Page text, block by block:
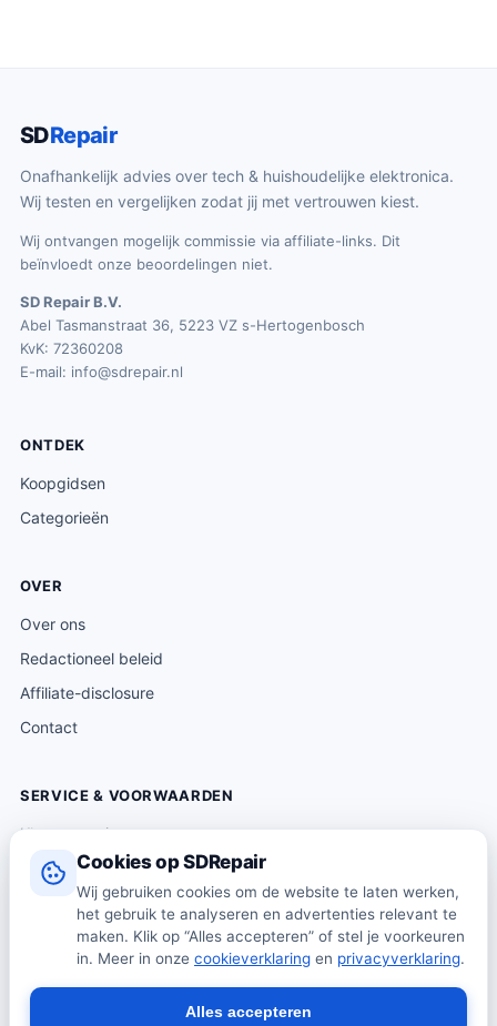
Cookies op SDRepair
Wij gebruiken cookies om de website te laten werken,
het gebruik te analyseren en advertenties relevant te
maken. Klik op “Alles accepteren” of stel je voorkeuren
in. Meer in onze cookieverklaring en privacyverklaring.
Alles accepteren
SDRepair
Onafhankelijk advies over tech & huishoudelijke elektronica.
Wij testen en vergelijken zodat jij met vertrouwen kiest.
Wij ontvangen mogelijk commissie via affiliate-links. Dit
beïnvloedt onze beoordelingen niet.
SD Repair B.V.
Abel Tasmanstraat 36, 5223 VZ s-Hertogenbosch
KvK: 72360208
E-mail: info@sdrepair.nl
ONTDEK
Koopgidsen
Categorieën
OVER
Over ons
Redactioneel beleid
Affiliate-disclosure
Contact
SERVICE & VOORWAARDEN
Klantenservice
Verzending & levering
Retourneren
Algemene voorwaarden